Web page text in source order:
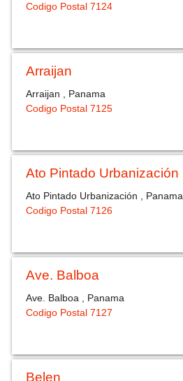
Codigo Postal 7124
Arraijan
Arraijan , Panama
Codigo Postal 7125
Ato Pintado Urbanización
Ato Pintado Urbanización , Panama
Codigo Postal 7126
Ave. Balboa
Ave. Balboa , Panama
Codigo Postal 7127
Belen